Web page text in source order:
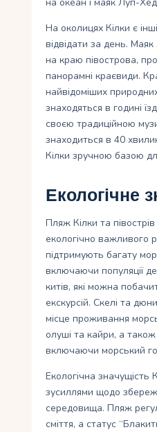
на океан і маяк Луп-
На околицях Кілки є
відвідати за день.
на краю півострова,
панорамні краєвиди.
найвідоміших природних
знаходяться в годині
своєю традиційною
знаходиться в 40
Кілки зручною базою
Екологічне
Пляж Кілки та
екологічно важливого
підтримують багату
включаючи популяції
китів, які можна
екскурсій. Скелі та
місце проживання
олуші та кайри, а також
включаючи морський
Екологічна значущість
зусиллями щодо
середовища. Пляж
сміття, а статус